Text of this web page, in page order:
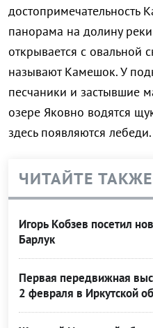
достопримечательность
панорама на долину
открывается с овальной
называют Камешок. У
песчаники и застывшие
озере Яковно водятся
здесь появляются лебеди.
ЧИТАЙТЕ ТАКЖЕ
Игорь Кобзев посетил
Барлук
Первая передвижная
2 февраля в Иркутской